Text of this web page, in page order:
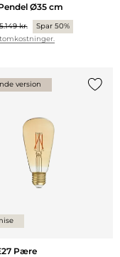
Ø35 cm
kr.
Spar 50%
version
Pære